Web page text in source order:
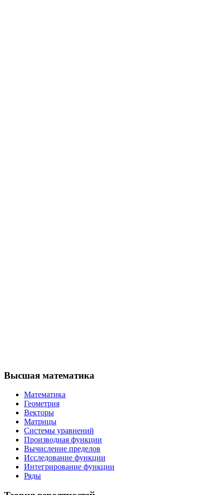
Высшая математика
Математика
Геометрия
Векторы
Матрицы
Системы уравнений
Производная функции
Вычисление пределов
Исследование функции
Интегрирование функции
Ряды